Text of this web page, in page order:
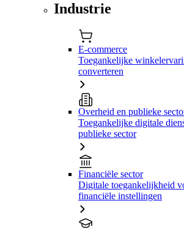
Industrie
E-commerce
Toegankelijke
converteren
Overheid en publieke
Toegankelijke digitale
publieke sector
Financiële sector
Digitale toegankelijkheid
financiële instellingen